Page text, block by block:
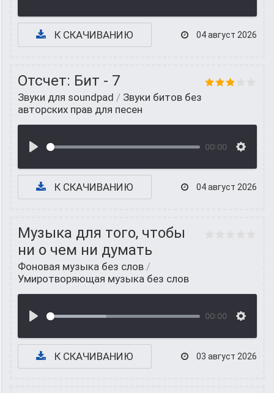
К СКАЧИВАНИЮ 04 август 2026
Отсчет: Бит - 7
Звуки для soundpad / Звуки битов без
авторских прав для песен
00:00
К СКАЧИВАНИЮ 04 август 2026
Музыка для того, чтобы
ни о чем ни думать
Фоновая музыка без слов /
Умиротворяющая музыка без слов
00:00
К СКАЧИВАНИЮ 03 август 2026